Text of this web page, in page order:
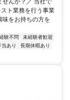
せんか？／ 当社で
ト業務を行う事業
味をお持ちの方を
験不問
未経験者歓迎
当あり
長期休暇あり